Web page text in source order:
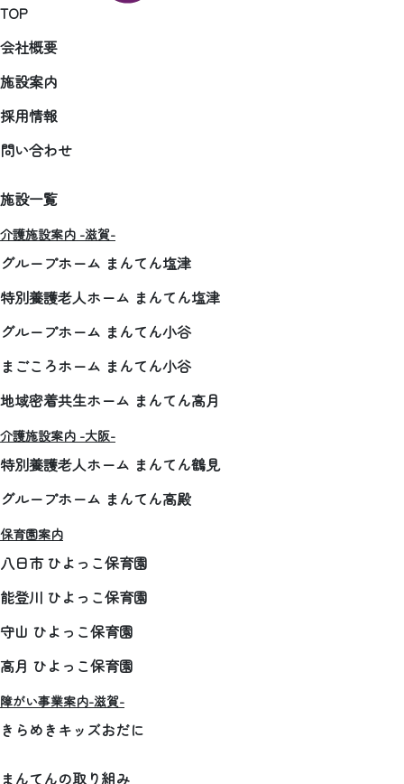
TOP
会社概要
施設案内
採用情報
問い合わせ
施設一覧
介護施設案内 -滋賀-
グループホーム まんてん塩津
特別養護老人ホーム まんてん塩津
グループホーム まんてん小谷
まごころホーム まんてん小谷
地域密着共生ホーム まんてん高月
介護施設案内 -大阪-
特別養護老人ホーム まんてん鶴見
グループホーム まんてん高殿
保育園案内
八日市 ひよっこ保育園
能登川 ひよっこ保育園
守山 ひよっこ保育園
高月 ひよっこ保育園
障がい事業案内-滋賀-
きらめきキッズおだに
まんてんの取り組み